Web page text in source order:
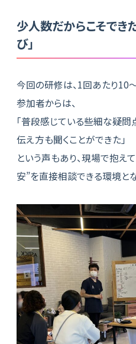
少人数だからこそでき
び」
今回の研修は、1回あたり10
参加者からは、
「普段感じている些細な疑問
伝え方も聞くことができた」
という声もあり、現場で抱え
安”を直接相談できる環境と